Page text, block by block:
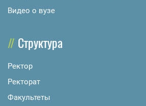
Видео о вузе
Структура
Ректор
Ректорат
Факультеты